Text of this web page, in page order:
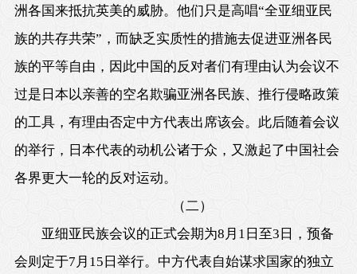
洲各国来抵抗英美的威胁。他们只是高唱“全亚细亚民
族的共存共荣”，而缺乏实质性的措施去促进亚洲各民
族的平等自由，因此中国的反对者们有理由认为会议不
过是日本以亲善的空名欺骗亚洲各民族、推行侵略政策
的工具，有理由否定中方代表出席该会。此后随着会议
的举行，日本代表的动机公诸于众，又激起了中国社会
各界更大一轮的反对运动。
（二）
亚细亚民族会议的正式会期为8月1日 至3日，预备
会则定于7月15日 举行。中方代表自始谋求国家的独立